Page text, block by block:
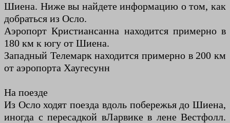
Шиена. Ниже вы найдете информацию о том, как
добраться из Осло.
Аэропорт Кристиансанна находится примерно в
180 км к югу от Шиена.
Западный Телемарк находится примерно в 200 км
от аэропорта Хаугесунн
На поезде
Из Осло ходят поезда вдоль побережья до Шиена,
иногда с пересадкой в ​​Ларвике в лене Вестфолл.